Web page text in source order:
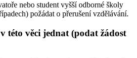
nebo student vyšší odborné školy
požádat o přerušení vzdělávání.
této věci jednat (podat žádost